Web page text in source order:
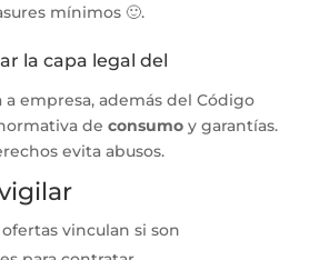
mínimos 🙂.
la capa legal del
a empresa, además del Código
de consumoy garantías.
evita abusos.
vinculan si son